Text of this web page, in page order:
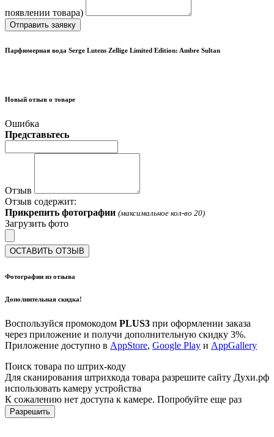
появлении товара)
Отправить заявку
Парфюмерная вода Serge Lutens Zellige Limited Edition: Ambre Sultan
Новый отзыв о товаре
Ошибка
Представьтесь
Отзыв
Отзыв содержит:
Прикрепить фотографии (максимальное кол-во 20)
Загрузить фото
ОСТАВИТЬ ОТЗЫВ
Фотографии из отзыва
Дополнительная скидка!
Воспользуйся промокодом PLUS3 при оформлении заказа
через приложение и получи дополнительную скидку 3%.
Приложение доступно в AppStore, Google Play и AppGallery
Поиск товара по штрих-коду
Для сканирования штрихкода товара разрешите сайту Духи.рф
использовать камеру устройства
К сожалению нет доступа к камере. Попробуйте еще раз
Разрешить